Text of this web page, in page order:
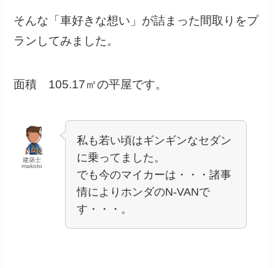
そんな「車好きな想い」が詰まった間取りをプ
ランしてみました。
面積 105.17㎡の平屋です。
建築士
makoto
私も若い頃はギンギンなセダン
に乗ってました。
でも今のマイカーは・・・諸事
情によりホンダのN-VANで
す・・・。